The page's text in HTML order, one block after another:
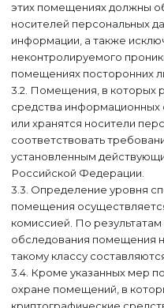
Москва
этих помещениях должны
носителей персональных
информации, а также
неконтролируемого
помещениях посторонних
3.2. Помещения, в которых
средства информационных
или хранятся носители
соответствовать
установленным
Российской Федерации.
3.3. Определение уровня
помещения
комиссией. По
обследования помещения
такому классу
3.4. Кроме указанных мер
охране помещений, вОставьте свои
ЕСТЬ
Обязательные
Вы
Ваш e-mail не
Обязательные
Выбрать